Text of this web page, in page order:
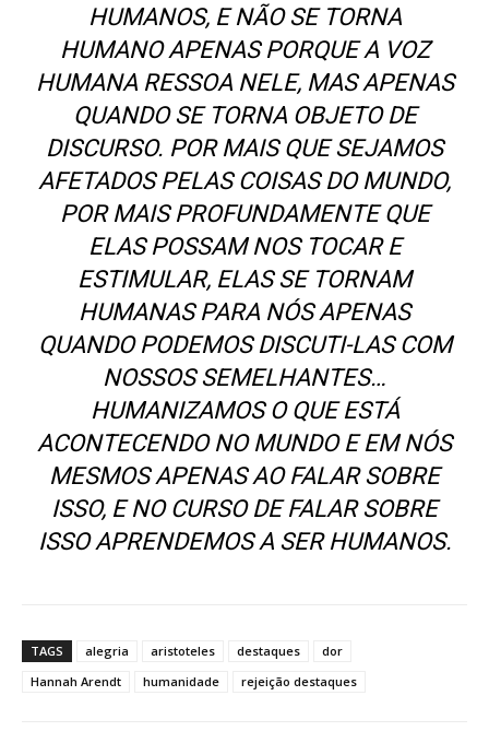
HUMANOS, E NÃO SE TORNA
HUMANO APENAS PORQUE A VOZ
HUMANA RESSOA NELE, MAS APENAS
QUANDO SE TORNA OBJETO DE
DISCURSO. POR MAIS QUE SEJAMOS
AFETADOS PELAS COISAS DO MUNDO,
POR MAIS PROFUNDAMENTE QUE
ELAS POSSAM NOS TOCAR E
ESTIMULAR, ELAS SE TORNAM
HUMANAS PARA NÓS APENAS
QUANDO PODEMOS DISCUTI-LAS COM
NOSSOS SEMELHANTES…
HUMANIZAMOS O QUE ESTÁ
ACONTECENDO NO MUNDO E EM NÓS
MESMOS APENAS AO FALAR SOBRE
ISSO, E NO CURSO DE FALAR SOBRE
ISSO APRENDEMOS A SER HUMANOS.
TAGS alegria aristoteles destaques
dor
Hannah Arendt
humanidade rejeição destaques